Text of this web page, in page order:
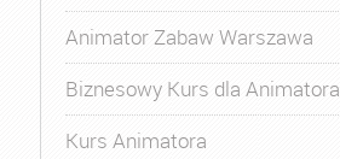
Animator Zabaw Warszawa
Biznesowy Kurs dla Animatora
Kurs Animatora